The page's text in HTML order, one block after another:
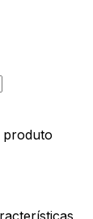
produto